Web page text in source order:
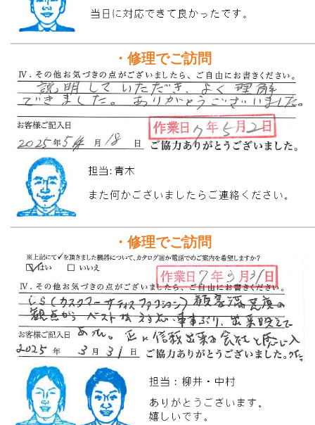
・修理でご訪問
・修理でご訪問